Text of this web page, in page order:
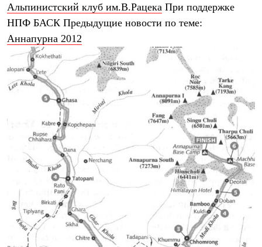
Футболки
Толстовки
Брюки
Термобелье
Теплое термобелье
Среднее термобелье
Легкое термобелье
Флисовая одежда
Детская одежда
Утепленная пухом
Комбинезоны
Брюки
Утепленная синтетикой
Комбинезоны
Брюки
Лёгкая одежда
Футболки
Толстовки
Альпинистский клуб им.В.Рацека При поддержке
НПФ БАСК Предыдущие новости по теме:
Аннапурна 2012